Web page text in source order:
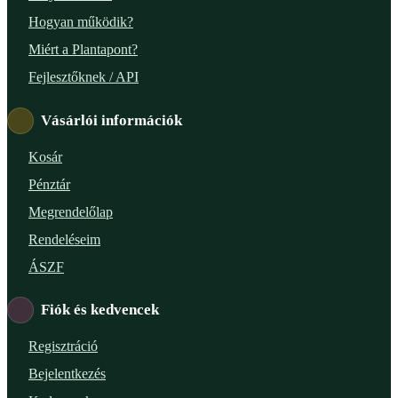
Hogyan működik?
Miért a Plantapont?
Fejlesztőknek / API
Vásárlói információk
Kosár
Pénztár
Megrendelőlap
Rendeléseim
ÁSZF
Fiók és kedvencek
Regisztráció
Bejelentkezés